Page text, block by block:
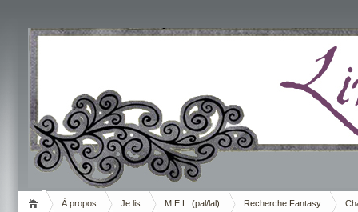
Livrement
À propos Je lis M.E.L. (pal/lal) Recherche Fantasy